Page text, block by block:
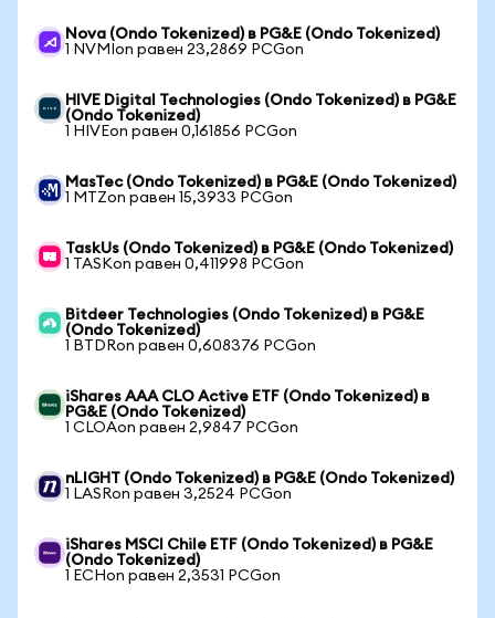
Nova (Ondo Tokenized) в PG&E (Ondo Tokenized)
1 NVMIon равен 23,2869 PCGon
HIVE Digital Technologies (Ondo Tokenized) в PG&E
(Ondo Tokenized)
1 HIVEon равен 0,161856 PCGon
MasTec (Ondo Tokenized) в PG&E (Ondo Tokenized)
1 MTZon равен 15,3933 PCGon
TaskUs (Ondo Tokenized) в PG&E (Ondo Tokenized)
1 TASKon равен 0,411998 PCGon
Bitdeer Technologies (Ondo Tokenized) в PG&E
(Ondo Tokenized)
1 BTDRon равен 0,608376 PCGon
iShares AAA CLO Active ETF (Ondo Tokenized) в
PG&E (Ondo Tokenized)
1 CLOAon равен 2,9847 PCGon
nLIGHT (Ondo Tokenized) в PG&E (Ondo Tokenized)
1 LASRon равен 3,2524 PCGon
iShares MSCI Chile ETF (Ondo Tokenized) в PG&E
(Ondo Tokenized)
1 ECHon равен 2,3531 PCGon